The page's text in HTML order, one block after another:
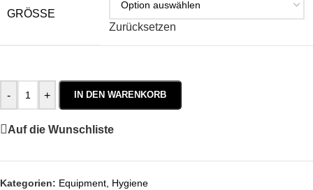
GRÖSSE
Zurücksetzen
- + IN DEN WARENKORB
Auf die Wunschliste
Kategorien: Equipment, Hygiene